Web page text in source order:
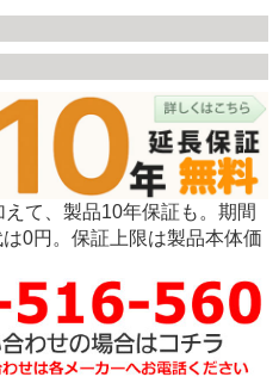
て、製品10年保証も。期間
0円。保証上限は製品本体価